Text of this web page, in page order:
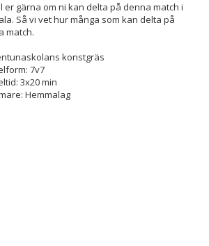
er gärna om ni kan delta på denna match i
Så vi vet hur många som kan delta på
match.
konstgräs
7v7
3x20 min
Hemmalag